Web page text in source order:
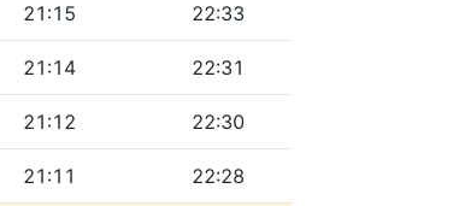
21:15 22:33
21:14 22:31
21:12 22:30
21:11 22:28